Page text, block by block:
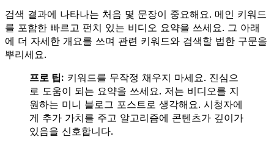
검색 결과에 나타나는 처음 몇 문장이 중요해요. 메인 키워드
를 포함한 빠르고 펀치 있는 비디오 요약을 쓰세요. 그 아래
에 더 자세한 개요를 쓰며 관련 키워드와 검색할 법한 구문을
뿌리세요.
프로 팁: 키워드를 무작정 채우지 마세요. 진심으
로 도움이 되는 요약을 쓰세요. 저는 비디오를 지
원하는 미니 블로그 포스트로 생각해요. 시청자에
게 추가 가치를 주고 알고리즘에 콘텐츠가 깊이가
있음을 신호합니다.